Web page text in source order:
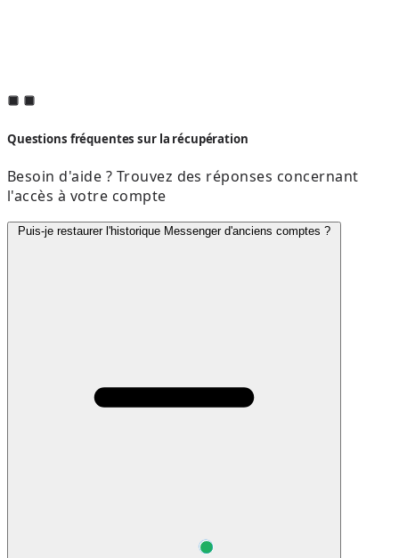
Questions fréquentes sur la récupération
Besoin d'aide ? Trouvez des réponses concernant
l'accès à votre compte
Puis-je restaurer l'historique Messenger d'anciens comptes ?